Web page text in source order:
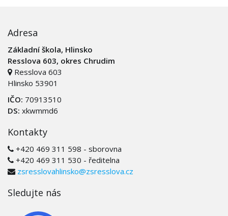
Adresa
Základní škola, Hlinsko
Resslova 603, okres Chrudim
Resslova 603
Hlinsko 53901
IČO: 70913510
DS: xkwmmd6
Kontakty
+420 469 311 598 - sborovna
+420 469 311 530 - ředitelna
zsresslovahlinsko@zsresslova.cz
Sledujte nás